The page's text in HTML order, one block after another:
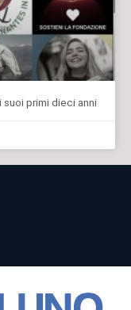
suoi primi dieci anni